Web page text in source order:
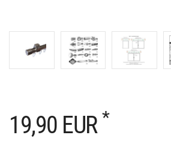
19,90 EUR *